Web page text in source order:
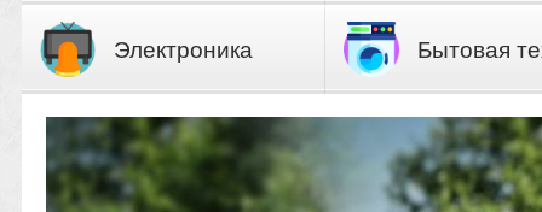
Электроника Бытовая